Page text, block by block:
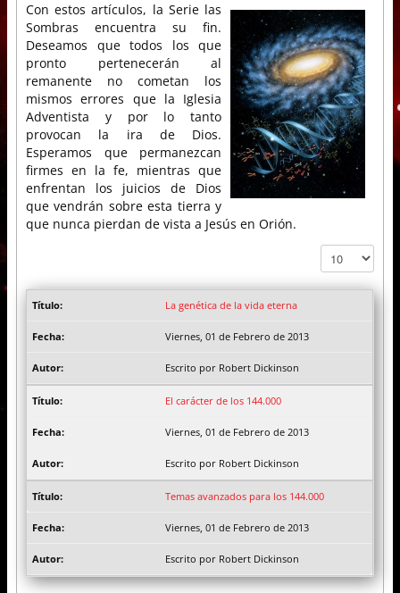
Con estos artículos, la Serie las
Sombras encuentra su fin.
Deseamos que todos los que
pronto pertenecerán al
remanente no cometan los
mismos errores que la Iglesia
Adventista y por lo tanto
provocan la ira de Dios.
Esperamos que permanezcan
firmes en la fe, mientras que
enfrentan los juicios de Dios
que vendrán sobre esta tierra y
que nunca pierdan de vista a Jesús en Orión.
Cantidad a
La genética de la vida eterna
Viernes, 01 de Febrero de 2013
Escrito por Robert Dickinson
El carácter de los 144.000
Viernes, 01 de Febrero de 2013
Escrito por Robert Dickinson
Temas avanzados para los 144.000
Viernes, 01 de Febrero de 2013
Escrito por Robert Dickinson